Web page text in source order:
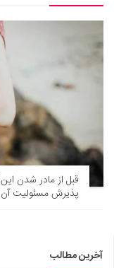
پذیرش مسئولیت
آخرین مطالب